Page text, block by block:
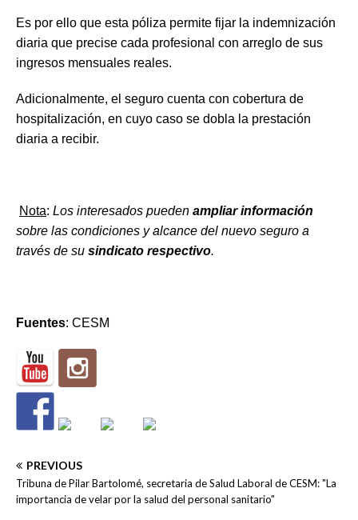
Es por ello que esta póliza permite fijar la indemnización
diaria que precise cada profesional con arreglo de sus
ingresos mensuales reales.
Adicionalmente, el seguro cuenta con cobertura de
hospitalización, en cuyo caso se dobla la prestación
diaria a recibir.
Nota: Los interesados pueden ampliar información
sobre las condiciones y alcance del nuevo seguro a
través de su sindicato respectivo.
Fuentes: CESM
PREVIOUS
Tribuna de Pilar Bartolomé, secretaria de Salud Laboral de CESM: "La
importancia de velar por la salud del personal sanitario"